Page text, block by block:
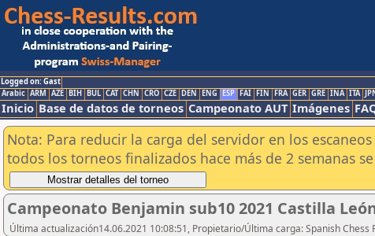
Logged on: Gast
Arabic ARM AZE BIH BUL CAT CHN CRO CZE DEN ENG ESP FAI FIN FRA GER GRE INA ITA
Inicio Base de datos de torneos Campeonato AUT Imágenes
Nota: Para reducir la carga del servidor en los
todos los torneos finalizados hace más de 2 semanas
Campeonato Benjamin sub10 2021 Castilla
Última actualización14.06.2021 10:08:51, Propietario/Última carga: Spanish Chess